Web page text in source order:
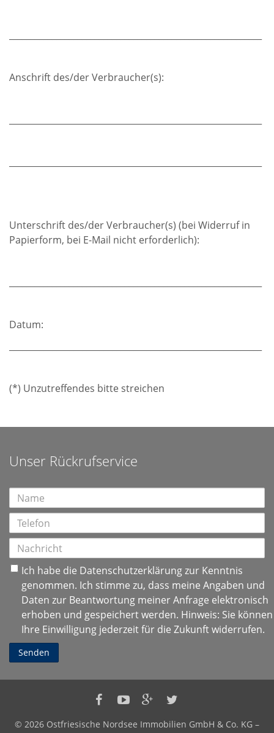
Anschrift des/der Verbraucher(s):
Unterschrift des/der Verbraucher(s) (bei Widerruf in
Papierform, bei E-Mail nicht erforderlich):
Datum:
(*) Unzutreffendes bitte streichen
Unser Rückrufservice
Ich habe die Datenschutzerklärungzur Kenntnis
genommen. Ich stimme zu, dass meine Angaben und
Daten zur Beantwortung meiner Anfrage elektronisch
erhoben und gespeichert werden. Hinweis: Sie können
Ihre Einwilligung jederzeit für die Zukunft widerrufen.
Senden
Ostfriesische
Nordsee
Ostfriesische
Nordsee
Ostfriesische
NordseeNordsee
© 2026 Ostfriesische Nordsee Immobilien GmbH & Co. KG –